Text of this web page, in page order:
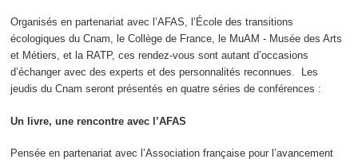
Organisés en partenariat avec l’AFAS, l’École des transitions
écologiques du Cnam, le Collège de France, le MuAM - Musée des Arts
et Métiers, et la RATP, ces rendez-vous sont autant d’occasions
d’échanger avec des experts et des personnalités reconnues. Les
jeudis du Cnam seront présentés en quatre séries de conférences :
Un livre, une rencontre avec l’AFAS
Pensée en partenariat avec l’Association française pour l’avancement